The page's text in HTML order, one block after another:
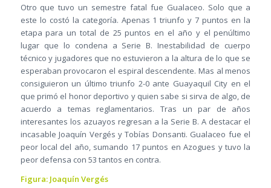
Otro que tuvo un semestre fatal fue Gualaceo. Solo que a
este lo costó la categoría. Apenas 1 triunfo y 7 puntos en la
etapa para un total de 25 puntos en el año y el penúltimo
lugar que lo condena a Serie B. Inestabilidad de cuerpo
técnico y jugadores que no estuvieron a la altura de lo que se
esperaban provocaron el espiral descendente. Mas al menos
consiguieron un último triunfo 2-0 ante Guayaquil City en el
que primó el honor deportivo y quien sabe si sirva de algo, de
acuerdo a temas reglamentarios. Tras un par de años
interesantes los azuayos regresan a la Serie B. A destacar el
incasable Joaquín Vergés y Tobías Donsanti. Gualaceo fue el
peor local del año, sumando 17 puntos en Azogues y tuvo la
peor defensa con 53 tantos en contra.
Figura: Joaquín Vergés